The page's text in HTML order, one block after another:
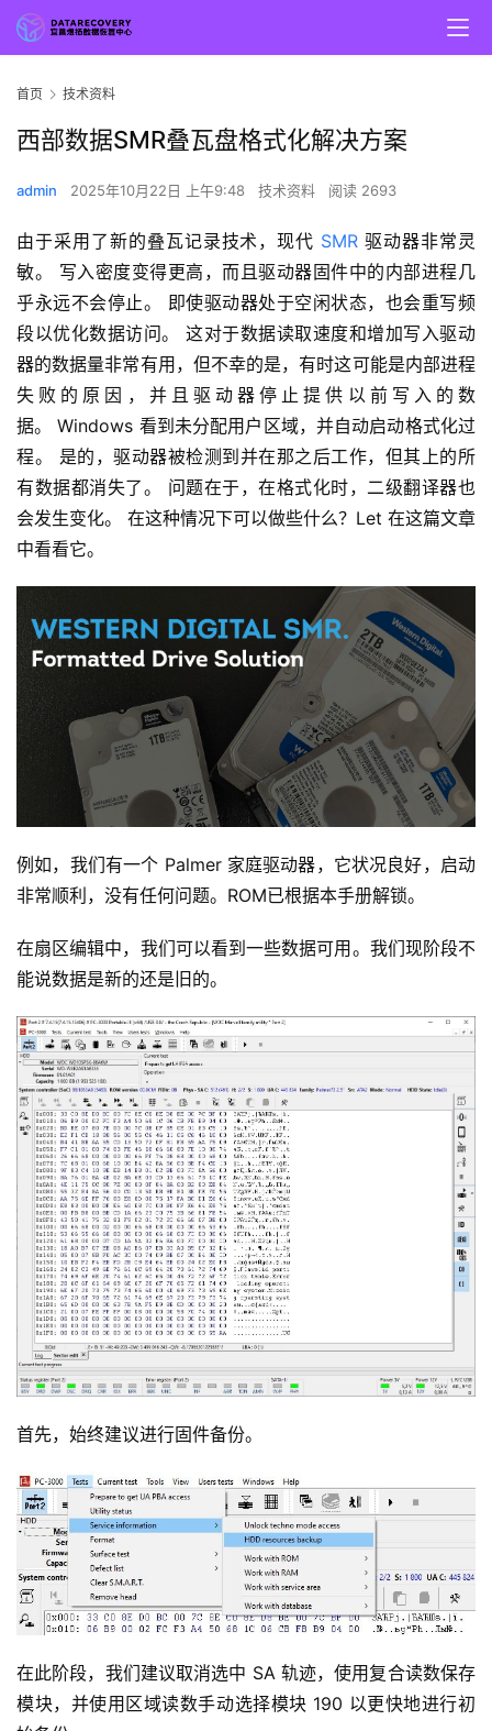
首页 技术资料
西部数据SMR叠瓦盘格式化解决方案
admin 2025年10月22日 上午9:48 技术资料 阅读 2693
由于采用了新的叠瓦记录技术，现代 SMR 驱动器非常灵
敏。 写入密度变得更高，而且驱动器固件中的内部进程几
乎永远不会停止。 即使驱动器处于空闲状态，也会重写频
段以优化数据访问。 这对于数据读取速度和增加写入驱动
器的数据量非常有用，但不幸的是，有时这可能是内部进程
失败的原因，并且驱动器停止提供以前写入的数
据。 Windows 看到未分配用户区域，并自动启动格式化过
程。 是的，驱动器被检测到并在那之后工作，但其上的所
有数据都消失了。 问题在于，在格式化时，二级翻译器也
会发生变化。 在这种情况下可以做些什么？Let 在这篇文章
中看看它。
例如，我们有一个 Palmer 家庭驱动器，它状况良好，启动
非常顺利，没有任何问题。ROM已根据本手册解锁。
在扇区编辑中，我们可以看到一些数据可用。我们现阶段不
能说数据是新的还是旧的。
首先，始终建议进行固件备份。
在此阶段，我们建议取消选中 SA 轨迹，使用复合读数保存
模块，并使用区域读数手动选择模块 190 以更快地进行初